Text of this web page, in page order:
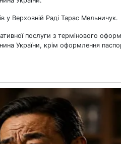
у Верховній Раді Тарас Мельничук.
послуги з термінового
України, крім оформлення